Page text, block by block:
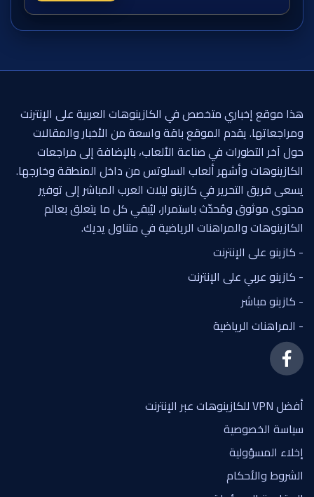
هذا موقع إخباري متخصص في الكازينوهات العربية على الإنترنت
ومراجعاتها. يقدم الموقع باقة واسعة من الأخبار والمقالات
حول آخر التطورات في صناعة الألعاب، بالإضافة إلى مراجعات
الكازينوهات وأشهر ألعاب السلوتس من داخل المنطقة وخارجها.
يسعى فريق التحرير في كازينو ليلات العرب المباشر إلى توفير
محتوى موثوق ومُحدّث باستمرار، ليُبقي كل ما يتعلق بعالم
الكازينوهات والمراهنات الرياضية في متناول يديك.
- كازينو على الإنترنت
- كازينو عربي على الإنترنت
- كازينو مباشر
- المراهنات الرياضية
أفضل VPN للكازينوهات عبر الإنترنت
سياسة الخصوصية
إخلاء المسؤولية
الشروط والأحكام